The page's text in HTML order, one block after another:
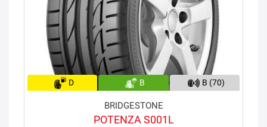
D B B (70)
BRIDGESTONE
POTENZA S001L